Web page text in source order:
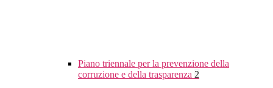
Piano triennale per la prevenzione della
corruzione e della trasparenza 2